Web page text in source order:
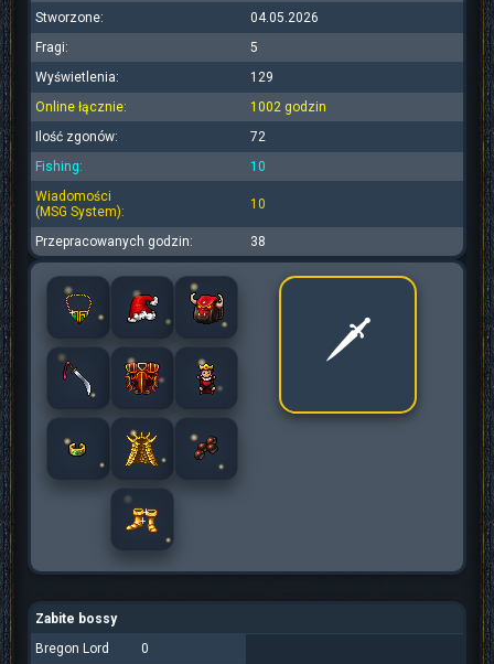
Stworzone:
04.05.2026
Fragi:
5
Wyświetlenia:
129
Online łącznie:
1002 godzin
Ilość zgonów:
72
Fishing:
10
Wiadomości
(MSG System):
10
Przepracowanych godzin: 38
🗡️
Zabite bossy
Bregon Lord
0